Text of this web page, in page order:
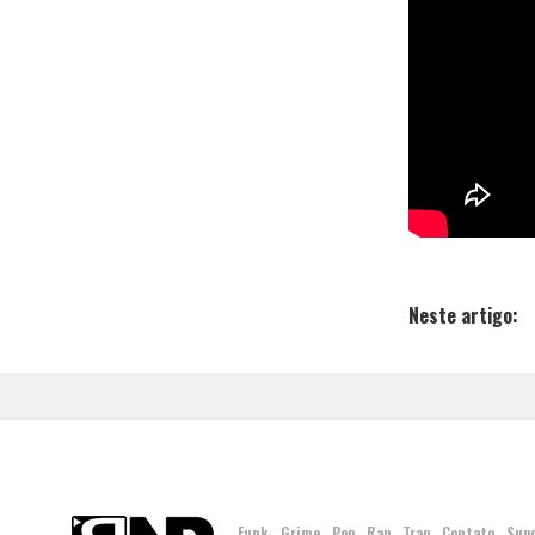
Neste artigo: